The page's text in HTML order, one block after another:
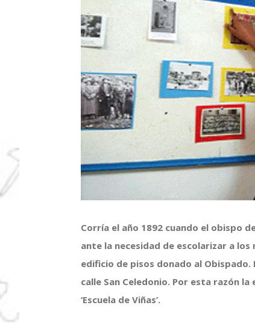
Corría el año 1892 cuando el obispo
ante la necesidad de escolarizar a los
edificio de pisos donado al
calle San Celedonio. Por esta razón
‘Escuela de Viñas’.